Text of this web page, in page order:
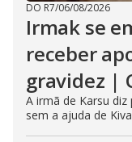
DO R7/06/08/2026
Irmak se
receber
gravidez |
A irmã de Karsu
sem a ajuda de